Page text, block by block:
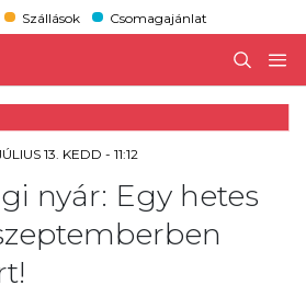
Szállások Csomagajánlat
13. KEDD - 11:12
nyár: Egy hetes